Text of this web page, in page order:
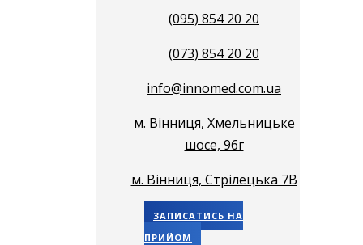
(095) 854 20 20
(073) 854 20 20
info@innomed.com.ua
м. Вінниця, Хмельницьке
шосе, 96г
м. Вінниця, Стрілецька 7В
ЗАПИСАТИСЬ НА
ПРИЙОМ